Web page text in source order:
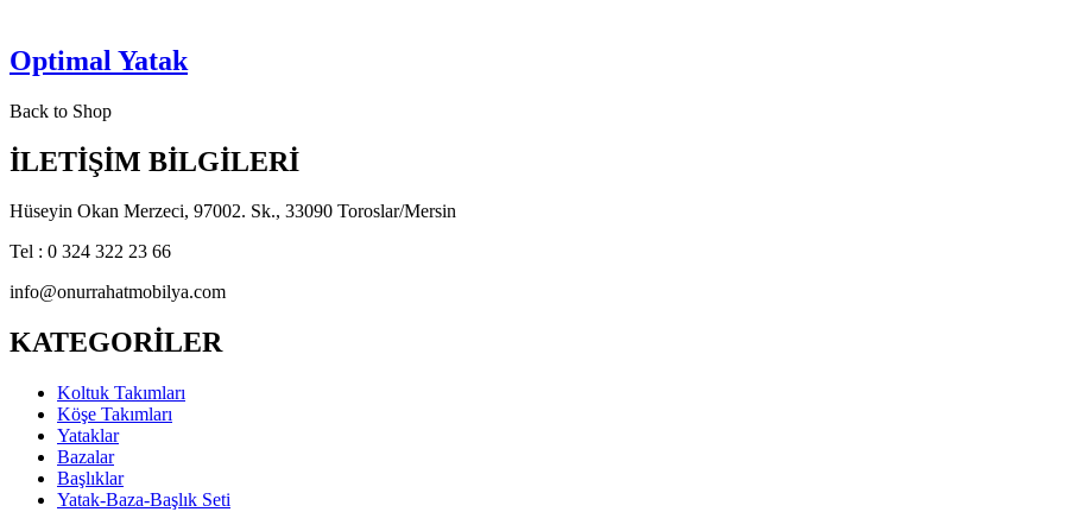
Optimal Yatak
Back to Shop
İLETİŞİM BİLGİLERİ
Hüseyin Okan Merzeci, 97002. Sk., 33090 Toroslar/Mersin
Tel : 0 324 322 23 66
info@onurrahatmobilya.com
KATEGORİLER
Koltuk Takımları
Köşe Takımları
Yataklar
Bazalar
Başlıklar
Yatak-Baza-Başlık Seti